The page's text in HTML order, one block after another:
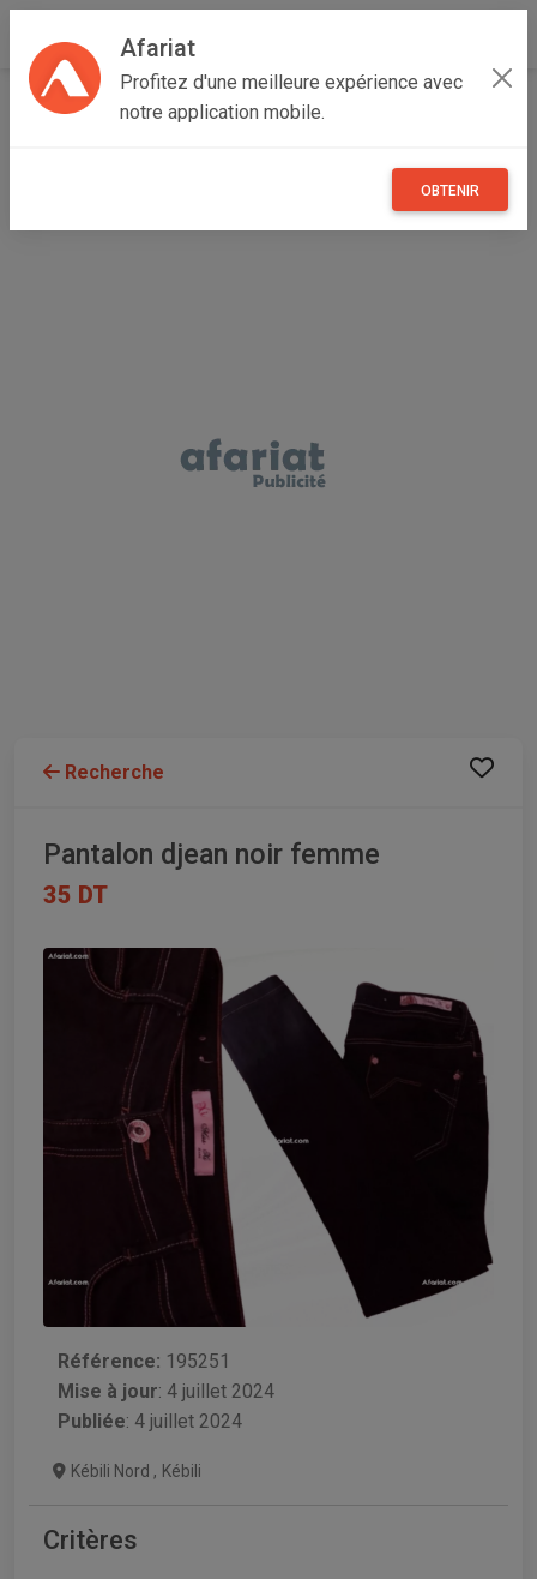
Afariat
Profitez d'une meilleure expérience avec
notre application mobile.
OBTENIR
Accueil
Vêtements et objets personnels
Recherche
Pantalon djean noir femme
35 DT
Référence: 195251
Mise à jour: 4 juillet 2024
Publiée: 4 juillet 2024
Kébili Nord , Kébili
Critères